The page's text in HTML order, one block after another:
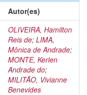
Autor(es)
OLIVEIRA, Hamilton
Reis de; LIMA,
Mônica de Andrade;
MONTE, Kerlen
Andrade do;
MILITÃO, Vivianne
Benevides